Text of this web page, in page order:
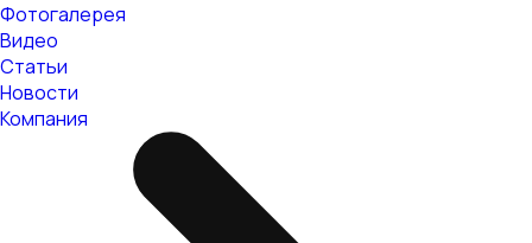
Фотогалерея
Видео
Статьи
Новости
Компания